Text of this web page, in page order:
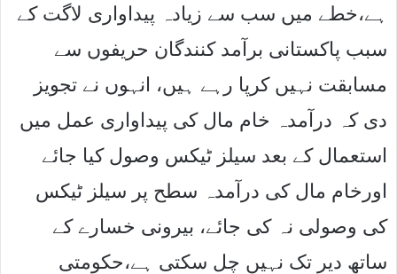
ہے،خطے میں سب سے زیادہ پیداواری لاگت کے
سبب پاکستانی برآمد کنندگان حریفوں سے
مسابقت نہیں کرپا رہے ہیں، انہوں نے تجویز
دی کہ درآمدہ خام مال کی پیداواری عمل میں
استعمال کے بعد سیلز ٹیکس وصول کیا جائے
اورخام مال کی درآمدہ سطح پر سیلز ٹیکس
کی وصولی نہ کی جائے، بیرونی خسارے کے
ساتھ دیر تک نہیں چل سکتی ہے،حکومتی